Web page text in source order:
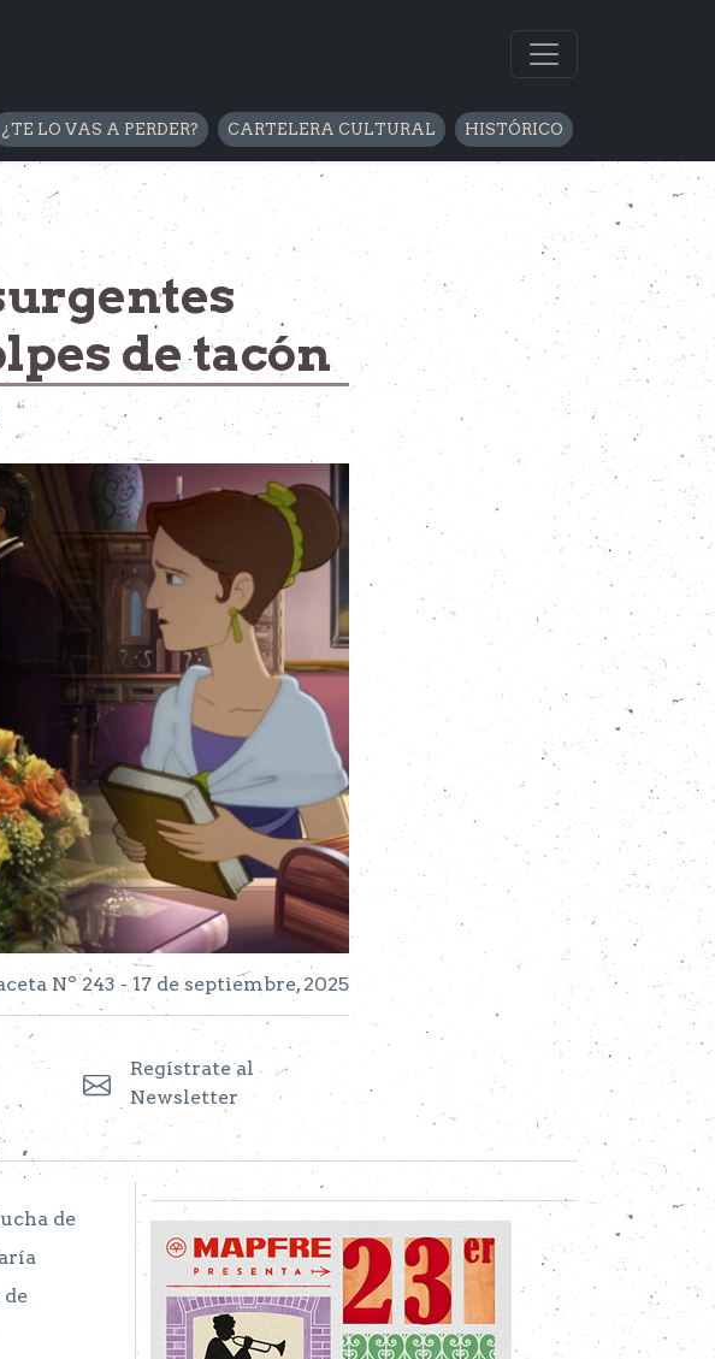
¿TE LO VAS A PERDER? CARTELERA CULTURAL HISTÓRICO
de tacón
Nº 243 - 17 de septiembre, 2025
Regístrate al
Newsletter
de